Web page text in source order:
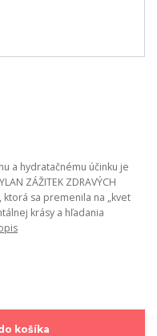
a hydratačnému účinku je
ZÁŽITEK ZDRAVÝCH
ktorá sa premenila na „kvet
krásy a hľadania
košíka